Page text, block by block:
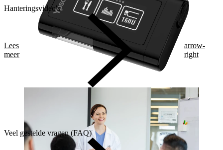
Hanteringsvideo's
Lees
meer
arrow-
right
Veel gestelde vragen (FAQ)